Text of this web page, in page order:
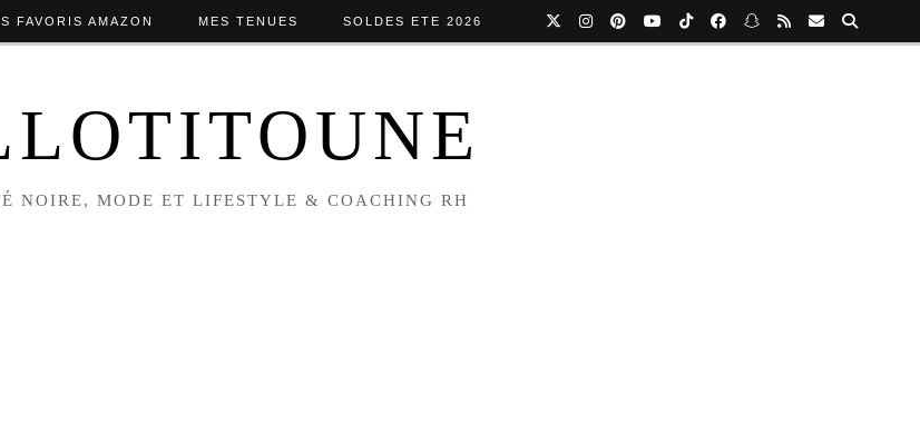
NOIRE, MODE ET LIFESTYLE & COACHING RH
FAVORIS AMAZON MES TENUES SOLDES ETE 2026